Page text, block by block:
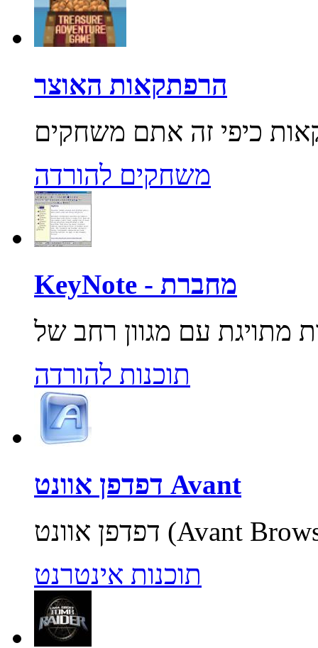
הרפתקאות האוצר
משחקים להורדה
KeyNote - מחברת
תוכנות להורדה
דפדפן אוונט Avant
תוכנות אינטרנט